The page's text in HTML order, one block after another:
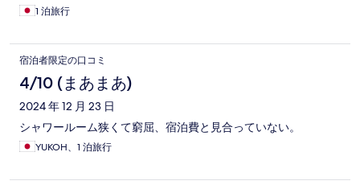
1 泊旅行
宿泊者限定の口コミ
4/10 (まあまあ)
2024 年 12 月 23 日
シャワールーム狭くて窮屈、宿泊費と見合っていない。
YUKOH、1 泊旅行